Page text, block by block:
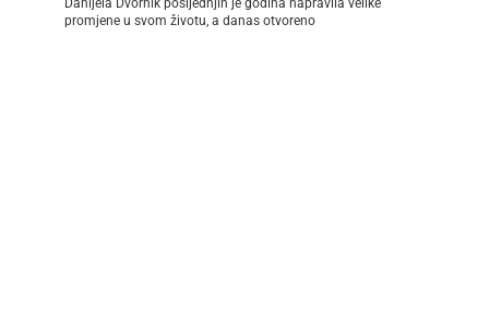
Danijela Dvornik posljednjih je godina napravila velike
promjene u svom životu, a danas otvoreno